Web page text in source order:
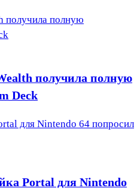
получила полную
получила полную
Deck
для Nintendo 64 попросил
Portal для Nintendo